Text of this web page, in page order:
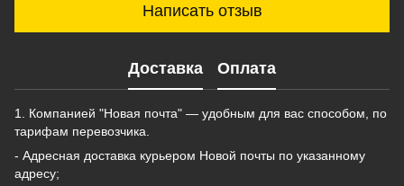
Написать отзыв
Доставка Оплата
1. Компанией "Новая почта" — удобным для вас способом, по
тарифам перевозчика.
- Адресная доставка курьером Новой почты по указанному
адресу;